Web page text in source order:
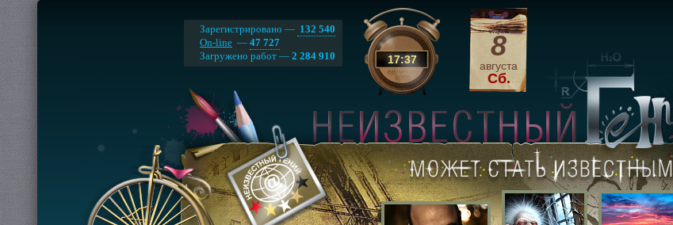
17:37
Зарегистрировано — 132 540
On-line — 47 727
Загружено работ — 2 284 910 8
августа
Сб.